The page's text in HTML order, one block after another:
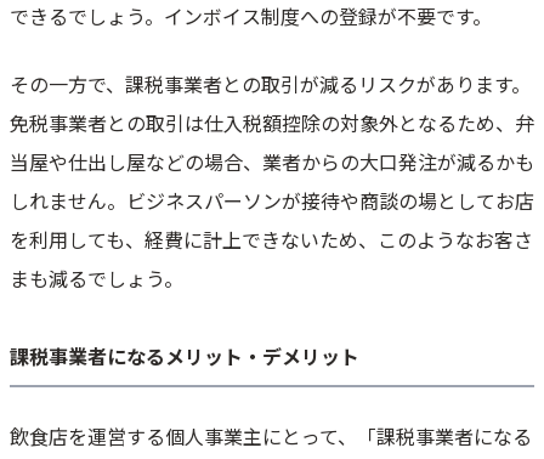
できるでしょう。インボイス制度への登録が不要です。
その一方で、課税事業者との取引が減るリスクがあります。
免税事業者との取引は仕入税額控除の対象外となるため、弁
当屋や仕出し屋などの場合、業者からの大口発注が減るかも
しれません。ビジネスパーソンが接待や商談の場としてお店
を利用しても、経費に計上できないため、このようなお客さ
まも減るでしょう。
課税事業者になるメリット・デメリット
飲食店を運営する個人事業主にとって、「課税事業者になる